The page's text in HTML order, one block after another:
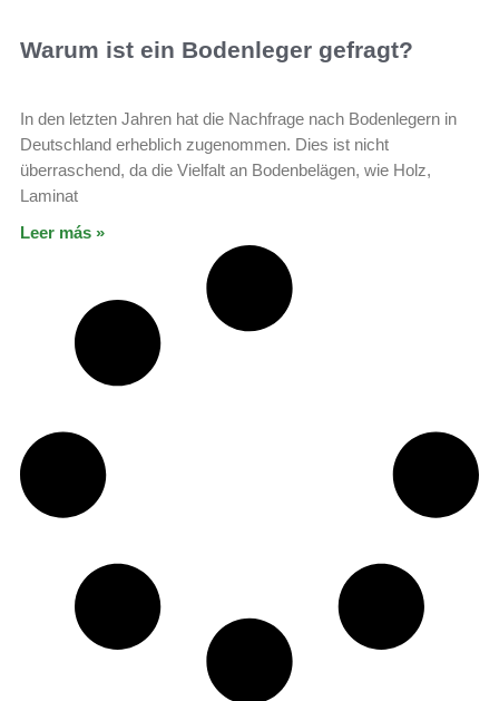
Warum ist ein Bodenleger gefragt?
In den letzten Jahren hat die Nachfrage nach Bodenlegern in
Deutschland erheblich zugenommen. Dies ist nicht
überraschend, da die Vielfalt an Bodenbelägen, wie Holz,
Laminat
Leer más »